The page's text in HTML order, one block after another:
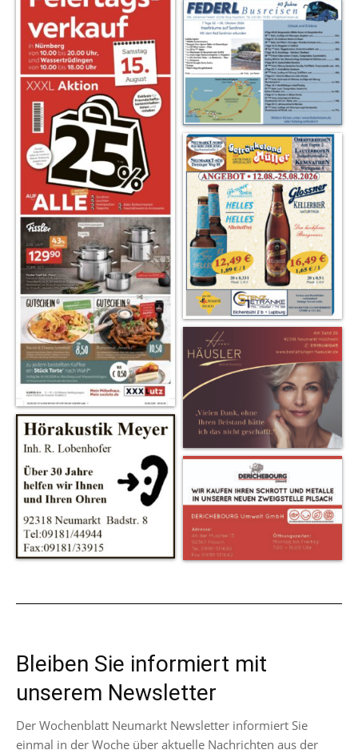
Bleiben Sie informiert mit
unserem Newsletter
Der Wochenblatt Neumarkt Newsletter informiert Sie
einmal in der Woche über aktuelle Nachrichten aus der